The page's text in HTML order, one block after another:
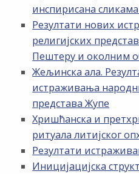
инспирисана
Резултати нових
религијских
Пештеру и околним
Жељинска ала.
истраживања
представа Жупе
Хришћанска и
ритуала литијског
Резултати
Иницијацијска